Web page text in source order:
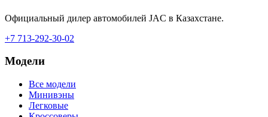
Официальный дилер автомобилей JAC в Казахстане.
+7 713-292-30-02
Модели
Все модели
Минивэны
Легковые